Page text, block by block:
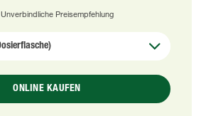
Unverbindliche Preisempfehlung
ONLINE KAUFEN